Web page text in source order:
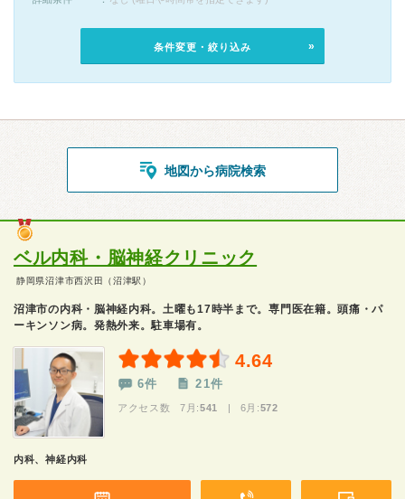
条件変更・絞り込み
地図から病院検索
ベル内科・脳神経クリニック
静岡県沼津市西沢田（沼津駅）
沼津市の内科・脳神経内科。土曜も17時半まで。専門医在籍。頭痛・パ
ーキンソン病。発熱外来。駐車場有。
4.64
6件 21件
アクセス数 7月:541 | 6月:572
内科、神経内科